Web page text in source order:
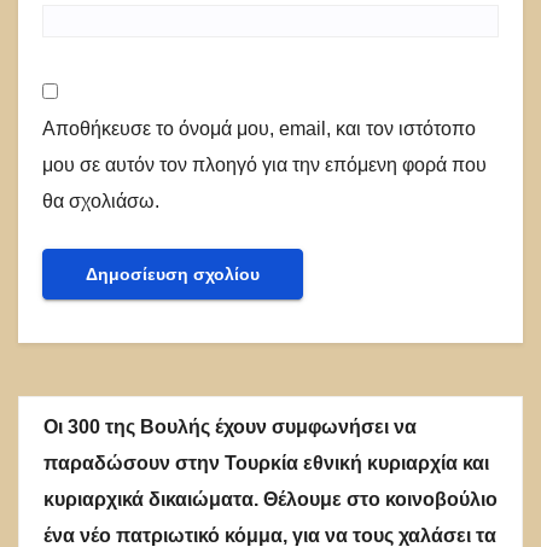
Αποθήκευσε το όνομά μου, email, και τον ιστότοπο
μου σε αυτόν τον πλοηγό για την επόμενη φορά που
θα σχολιάσω.
Οι 300 της Βουλής έχουν συμφωνήσει να
παραδώσουν στην Τουρκία εθνική κυριαρχία και
κυριαρχικά δικαιώματα. Θέλουμε στο κοινοβούλιο
ένα νέο πατριωτικό κόμμα, για να τους χαλάσει τα